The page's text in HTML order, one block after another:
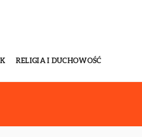
RELIGIA I DUCHOWOŚĆ